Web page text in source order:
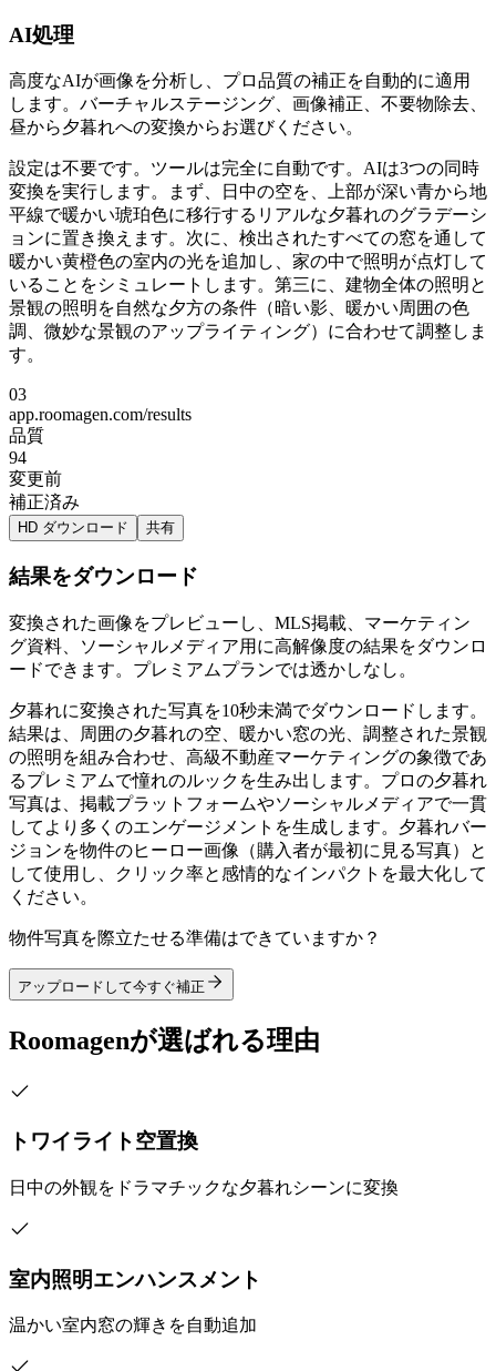
AI処理
高度なAIが画像を分析し、プロ品質の補正を自動的に適用
します。バーチャルステージング、画像補正、不要物除去、
昼から夕暮れへの変換からお選びください。
設定は不要です。ツールは完全に自動です。AIは3つの同時
変換を実行します。まず、日中の空を、上部が深い青から地
平線で暖かい琥珀色に移行するリアルな夕暮れのグラデーシ
ョンに置き換えます。次に、検出されたすべての窓を通して
暖かい黄橙色の室内の光を追加し、家の中で照明が点灯して
いることをシミュレートします。第三に、建物全体の照明と
景観の照明を自然な夕方の条件（暗い影、暖かい周囲の色
調、微妙な景観のアップライティング）に合わせて調整しま
す。
03
app.roomagen.com/results
品質
94
変更前
補正済み
HD ダウンロード 共有
結果をダウンロード
変換された画像をプレビューし、MLS掲載、マーケティン
グ資料、ソーシャルメディア用に高解像度の結果をダウンロ
ードできます。プレミアムプランでは透かしなし。
夕暮れに変換された写真を10秒未満でダウンロードします。
結果は、周囲の夕暮れの空、暖かい窓の光、調整された景観
の照明を組み合わせ、高級不動産マーケティングの象徴であ
るプレミアムで憧れのルックを生み出します。プロの夕暮れ
写真は、掲載プラットフォームやソーシャルメディアで一貫
してより多くのエンゲージメントを生成します。夕暮れバー
ジョンを物件のヒーロー画像（購入者が最初に見る写真）と
して使用し、クリック率と感情的なインパクトを最大化して
ください。
物件写真を際立たせる準備はできていますか？
アップロードして今すぐ補正
Roomagenが選ばれる理由
トワイライト空置換
日中の外観をドラマチックな夕暮れシーンに変換
室内照明エンハンスメント
温かい室内窓の輝きを自動追加